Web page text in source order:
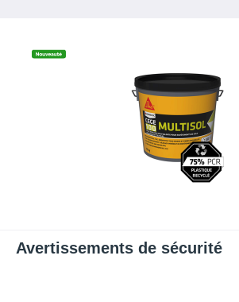
Avertissements de sécurité